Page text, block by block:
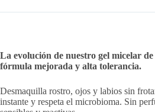
La evolución de nuestro gel micelar
fórmula mejorada y alta tolerancia.
Desmaquilla rostro, ojos y labios sin
instante y respeta el microbioma. Sin